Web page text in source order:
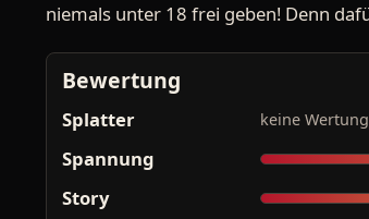
niemals unter 18 frei geben! Denn
Bewertung
Splatter keine Wertung
Spannung
Story